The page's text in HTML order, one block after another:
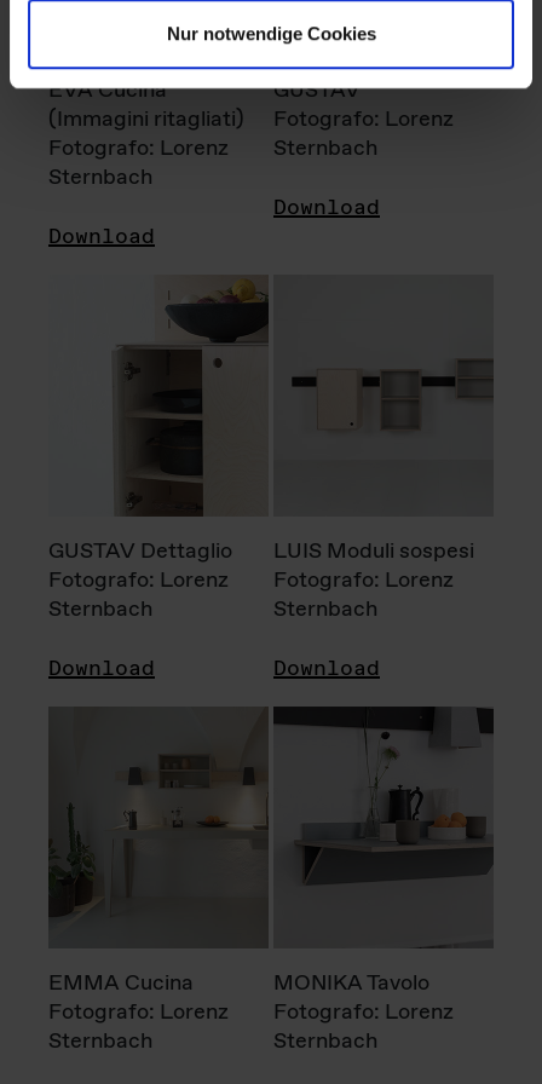
Nur notwendige Cookies
EVA Cucina
(Immagini ritagliati)
Fotografo: Lorenz
Sternbach
Download
GUSTAV
Fotografo: Lorenz
Sternbach
Download
GUSTAV Dettaglio
Fotografo: Lorenz
Sternbach
Download
LUIS Moduli sospesi
Fotografo: Lorenz
Sternbach
Download
EMMA Cucina
Fotografo: Lorenz
Sternbach
MONIKA Tavolo
Fotografo: Lorenz
Sternbach